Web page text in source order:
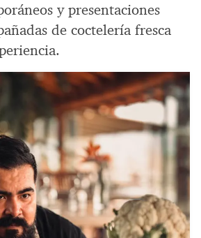
y presentaciones
de coctelería fresca